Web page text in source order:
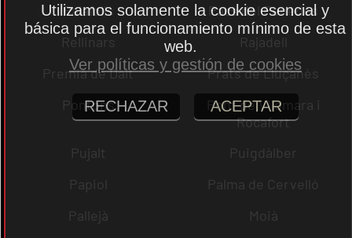
Palafolls
Pacs del Penedès
Rellinars
Rajadell
Premià de Dalt
Prats de Lluçanès
Pontons
Pont de Vilomara i
Rocafort
Pujalt
Puigdàlber
Papiol
Palma de Cervelló
Pallejà
Moià
Utilizamos solamente la cookie esencial y
básica para el funcionamiento mínimo de esta
web.
Ver políticas y gestión de cookies
RECHAZAR ACEPTAR